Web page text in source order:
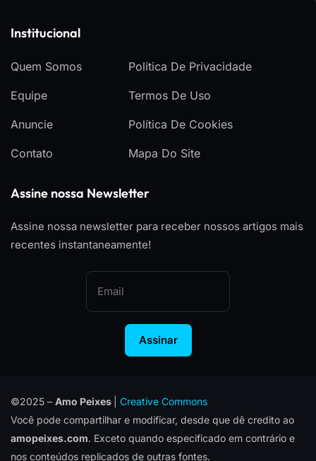
Institucional
Quem Somos
Equipe
Anuncie
Contato
Política De Privacidade
Termos De Uso
Política De Cookies
Mapa Do Site
Assine nossa Newsletter
Assine nossa newsletter para receber nossos artigos mais
recentes instantaneamente!
Assinar
©2025 – Amo Peixes
Creative Commons
Você pode compartilhar e modificar, desde que dê credito ao
amopeixes.com. Exceto quando especificado em contrário e
nos conteúdos replicados de outras fontes.